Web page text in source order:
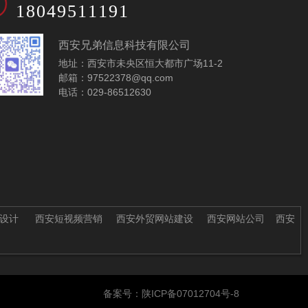
18049511191
西安兄弟信息科技有限公司
地址：西安市未央区恒大都市广场11-2
邮箱：97522378@qq.com
电话：029-86512630
计 西安短视频营销 西安外贸网站建设 西安网站公司 西安
备案号：陕ICP备07012704号-8